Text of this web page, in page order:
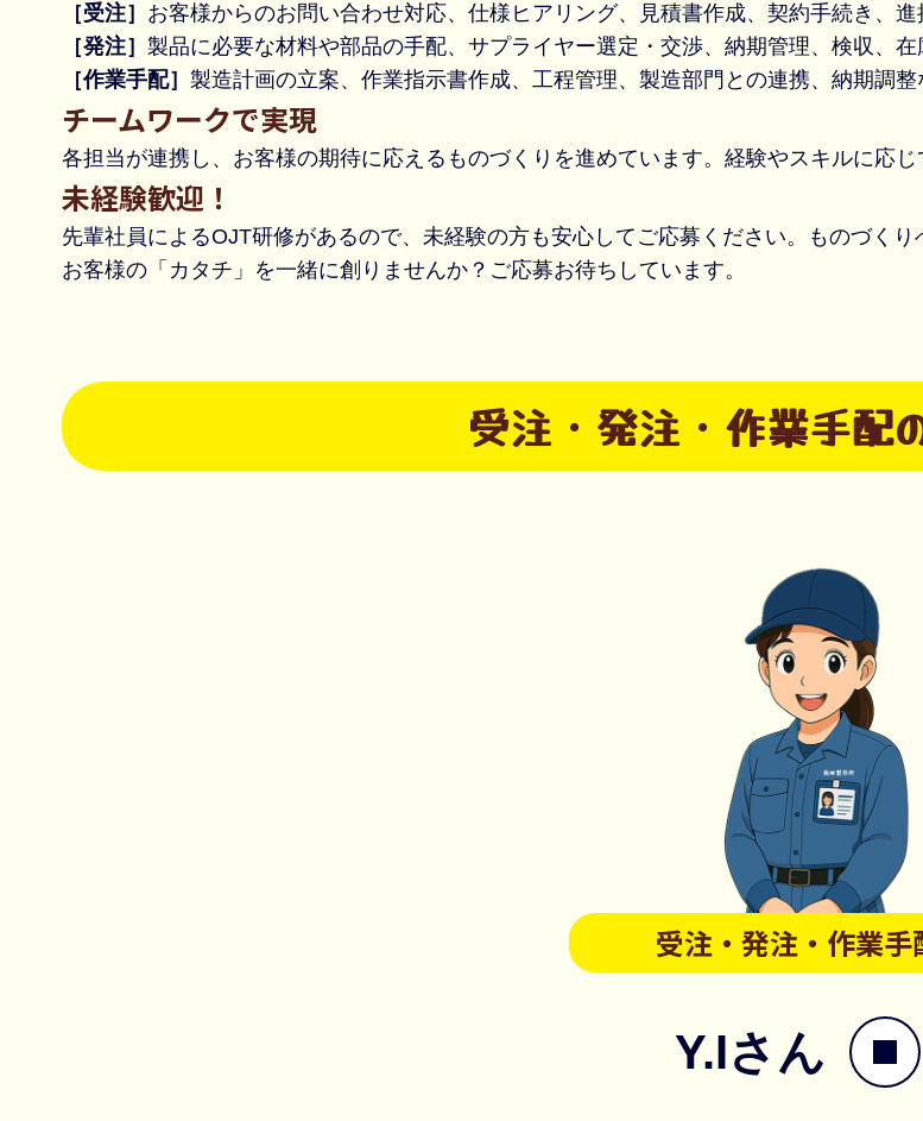
［受注］ お客様からのお問い合わせ対応、仕様ヒアリング、見積書作成、契約手続き、進
［発注］ 製品に必要な材料や部品の手配、サプライヤー選定・交渉、納期管理、検収、在
［作業手配］ 製造計画の立案、作業指示書作成、工程管理、製造部門との連携、納期調整
チームワークで実現
各担当が連携し、お客様の期待に応えるものづくりを進めています。経験やスキルに応じ
未経験歓迎！
先輩社員によるOJT研修があるので、未経験の方も安心してご応募ください。ものづくり
お客様の「カタチ」を一緒に創りませんか？ご応募お待ちしています。
受注・発注・作業手配
受注・発注・作業手
Y.Iさん